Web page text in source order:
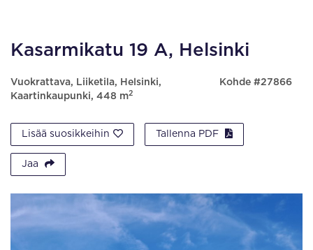
Kasarmikatu 19 A, Helsinki
Vuokrattava, Liiketila, Helsinki,
Kaartinkaupunki, 448 m2
Kohde #27866
Lisää suosikkeihin Tallenna PDF
Jaa